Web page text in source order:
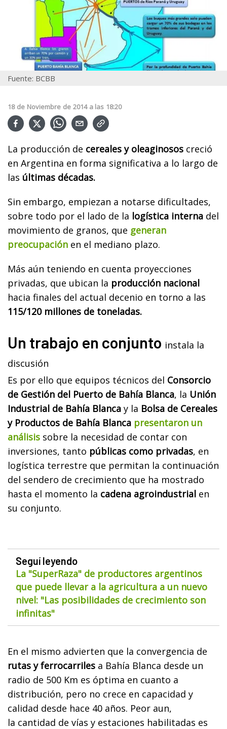
Fuente: BCBB
18 de Noviembre de 2014 a las 18:20
La producción de cereales y oleaginosos creció
en Argentina en forma significativa a lo largo de
las últimas décadas.
Sin embargo, empiezan a notarse dificultades,
sobre todo por el lado de la logística interna del
movimiento de granos, que generan
preocupación en el mediano plazo.
Más aún teniendo en cuenta proyecciones
privadas, que ubican la producción nacional
hacia finales del actual decenio en torno a las
115/120 millones de toneladas.
Un trabajo en conjunto instala la
discusión
Es por ello que equipos técnicos del Consorcio
de Gestión del Puerto de Bahía Blanca, la Unión
Industrial de Bahía Blanca y la Bolsa de Cereales
y Productos de Bahía Blanca presentaron un
análisis sobre la necesidad de contar con
inversiones, tanto públicas como privadas, en
logística terrestre que permitan la continuación
del sendero de crecimiento que ha mostrado
hasta el momento la cadena agroindustrial en
su conjunto.
Seguí leyendo
La "SuperRaza" de productores argentinos
que puede llevar a la agricultura a un nuevo
nivel: "Las posibilidades de crecimiento son
infinitas"
En el mismo advierten que la convergencia de
rutas y ferrocarriles a Bahía Blanca desde un
radio de 500 Km es óptima en cuanto a
distribución, pero no crece en capacidad y
calidad desde hace 40 años. Peor aun,
la cantidad de vías y estaciones habilitadas es